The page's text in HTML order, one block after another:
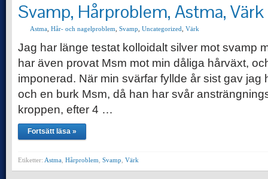
Svamp, Hårproblem, Astma, Värk
Astma Hår- och nagelproblem Svamp Uncategorized Värk
Jag har länge testat kolloidalt silver mot svamp
har även provat Msm mot min dåliga hårväxt,
imponerad. När min svärfar fyllde år sist gav jag
och en burk Msm, då han har svår
kroppen, efter 4 …
Fortsätt läsa »
Etiketter: Astma Hårproblem Svamp Värk